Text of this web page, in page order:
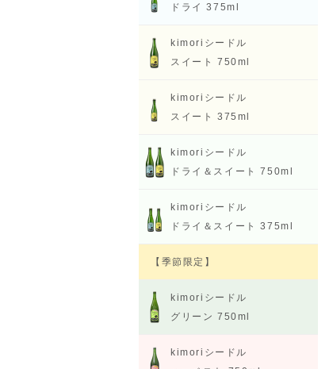
ドライ 375ml
kimoriシードル
スイート 750ml
kimoriシードル
スイート 375ml
kimoriシードル
ドライ＆スイート 750ml
kimoriシードル
ドライ＆スイート 375ml
【季節限定】
kimoriシードル
グリーン 750ml
kimoriシードル